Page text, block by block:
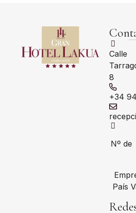
Calle
8
+34
Nº de
País